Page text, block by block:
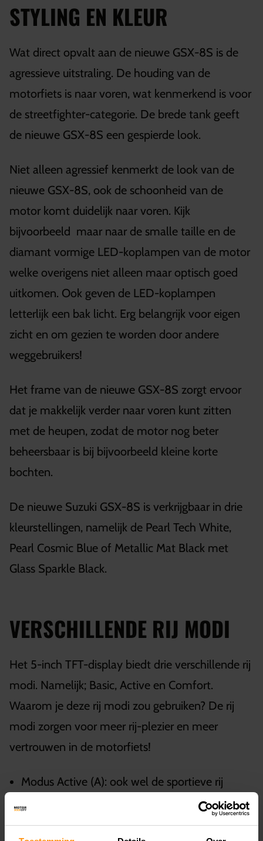
STYLING EN KLEUR
Wat direct opvalt aan de nieuwe GSX-8S is de
agressieve uitstraling. De houding van de
motorfiets is naar voren, wat kenmerkend is voor
de streetfighter-categorie. De brede tank geeft
de nieuwe GSX-8S een gespierde look.
Niet alleen agressief kenmerkt de look van de
nieuwe GSX-8S, ook de schoonheid van de
motor komt duidelijk naar voren. Kijk
bijvoorbeeld maar naar de smalle taille en de
diamant vormige LED-koplampen van de motor
welke overigens niet alleen maar optisch goed
uitkomen. Ook geven de LED-koplampen
letterlijk een bak licht. Erg belangrijk voor eigen
zicht en om gezien te worden door andere
weggebruikers!
Het frame van de nieuwe GSX-8S zorgt ervoor
dat je makkelijk verder naar voren kunt zitten
met de heupen, zodat de motor nog beter
beheersbaar is bij bijvoorbeeld kleine korte
bochten.
De nieuwe Suzuki GSX-8S is verkrijgbaar in drie
kleurstellingen, namelijk de Pearl Tech White,
Pearl Cosmic Blue of Metallic Mat Black met
Glass Sparkle Black.
VERSCHILLENDE RIJ MODI
Het 5-inch TFT-display biedt drie verschillende rij
modi. Namelijk; Basic, Active en Comfort.
Waarom je deze rij modi zou gebruiken? De rij
modi zorgen voor meer rij-plezier en meer
vertrouwen in de motorfiets!
Modus Active (A): ook wel de sportieve rij
modi. Deze rij modi zorgt voor snel en scherp
gasrespons en de meeste koppel.